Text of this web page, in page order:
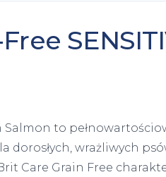
Salmon to
dorosłych, wrażliwych
Care Grain Free